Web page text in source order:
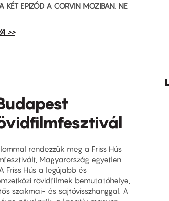
KÉT EPIZÓD A CORVIN MOZIBAN NE
>>
rendezzük meg a Friss Hús
Magyarország egyetlen
Friss Hús a legújabb és
rövidfilmek bemutatóhelye,
szakmai- és sajtóvisszhanggal. A